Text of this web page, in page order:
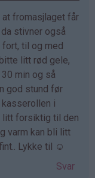
fromasjlaget får
stivner også
til og med
litt rød gele,
min og så
god stund før
i
litt forsiktig til den
varm kan bli litt
Lykke til ☺️
Svar